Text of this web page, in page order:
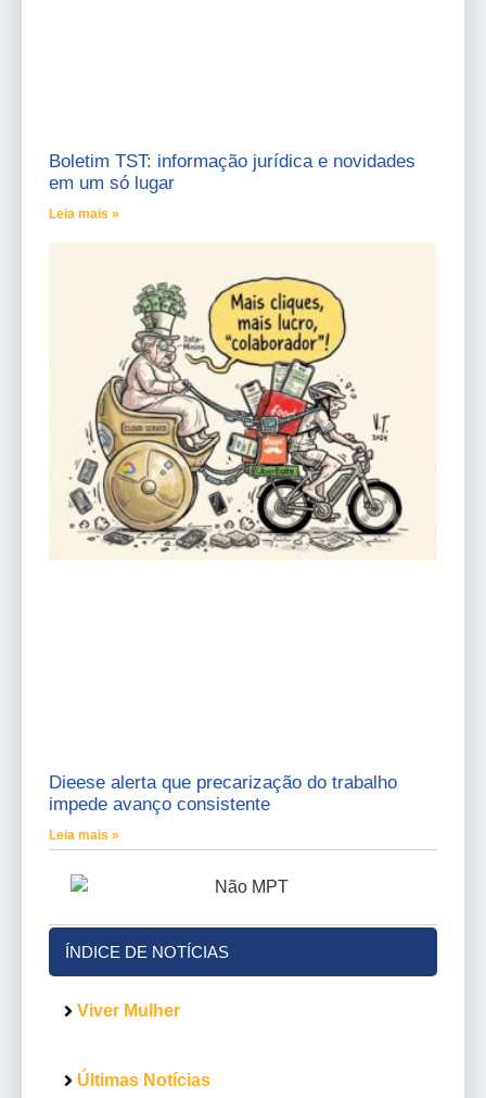
Boletim TST: informação jurídica e novidades
em um só lugar
Leia mais »
Dieese alerta que precarização do trabalho
impede avanço consistente
Leia mais »
ÍNDICE DE NOTÍCIAS
Viver Mulher
Últimas Notícias